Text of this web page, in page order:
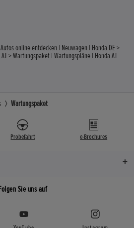
online entdecken | Neuwagen | Honda DE
Wartungspaket | Wartungspläne | Honda AT
Wartungspaket
Probefahrt e-Brochures
Sie uns auf